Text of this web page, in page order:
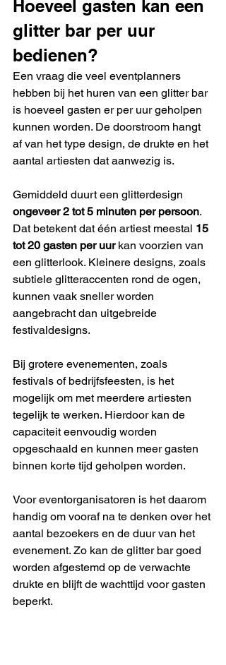
Hoeveel gasten kan een
glitter bar per uur
bedienen?
Een vraag die veel eventplanners
hebben bij het huren van een glitter bar
is hoeveel gasten er per uur geholpen
kunnen worden. De doorstroom hangt
af van het type design, de drukte en het
aantal artiesten dat aanwezig is.
Gemiddeld duurt een glitterdesign
ongeveer 2 tot 5 minuten per persoon.
Dat betekent dat één artiest meestal 15
tot 20 gasten per uur kan voorzien van
een glitterlook. Kleinere designs, zoals
subtiele glitteraccenten rond de ogen,
kunnen vaak sneller worden
aangebracht dan uitgebreide
festivaldesigns.
Bij grotere evenementen, zoals
festivals of bedrijfsfeesten, is het
mogelijk om met meerdere artiesten
tegelijk te werken. Hierdoor kan de
capaciteit eenvoudig worden
opgeschaald en kunnen meer gasten
binnen korte tijd geholpen worden.
Voor eventorganisatoren is het daarom
handig om vooraf na te denken over het
aantal bezoekers en de duur van het
evenement. Zo kan de glitter bar goed
worden afgestemd op de verwachte
drukte en blijft de wachttijd voor gasten
beperkt.